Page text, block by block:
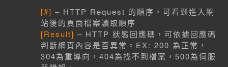
[#] – HTTP Request 的順序，可看到進入網
站後的頁面檔案讀取順序
[Result] – HTTP 狀態回應碼，可依據回應碼
判斷網頁內容是否異常。EX: 200 為正常，
304為重導向，404為找不到檔案，500為伺服